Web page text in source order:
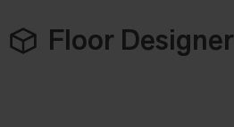
Floor Designer